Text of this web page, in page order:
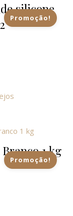
Promoção!
silicone
era: €23.90.
atual é: €16.15.
Promoção!
1 kg
era: €9.50.
atual é: €7.50.